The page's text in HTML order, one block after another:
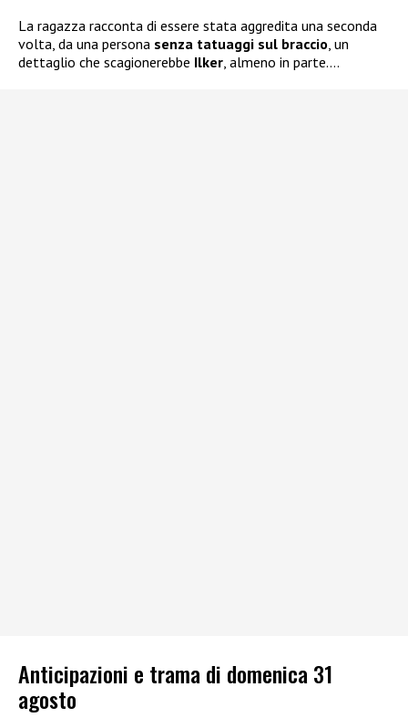
La ragazza racconta di essere stata aggredita una seconda
volta, da una persona senza tatuaggi sul braccio, un
dettaglio che scagionerebbe Ilker, almeno in parte….
Anticipazioni e trama di domenica 31
agosto